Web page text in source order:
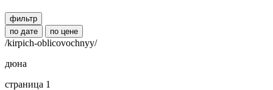
фильтр
по дате
по цене
/kirpich-oblicovochnyy/
дюна
страница 1